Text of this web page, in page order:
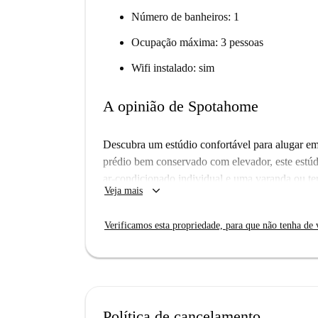
Número de banheiros: 1
Ocupação máxima: 3 pessoas
Wifi instalado: sim
A opinião de Spotahome
Descubra um estúdio confortável para alugar
prédio bem conservado com elevador, este
ar-condicionado individual e uma varanda ou
comodidades deste estúdio incluem máquina
Spotahome certificou o imóvel após uma
Veja mais keyboard_arrow_down
Verificamos esta propriedade, para que não tenha de